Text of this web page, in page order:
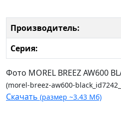
Производитель:
Серия:
Фото MOREL BREEZ AW600
(morel-breez-aw600-
Скачать (размер ~3.43 Мб)